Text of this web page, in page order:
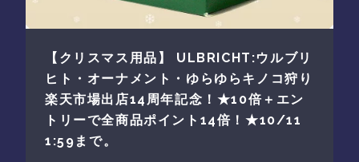
【クリスマス用品】 ULBRICHT:ウルブリ
ヒト・オーナメント・ゆらゆらキノコ狩り
楽天市場出店14周年記念！★10倍＋エン
トリーで全商品ポイント14倍！★10/11
1:59まで。